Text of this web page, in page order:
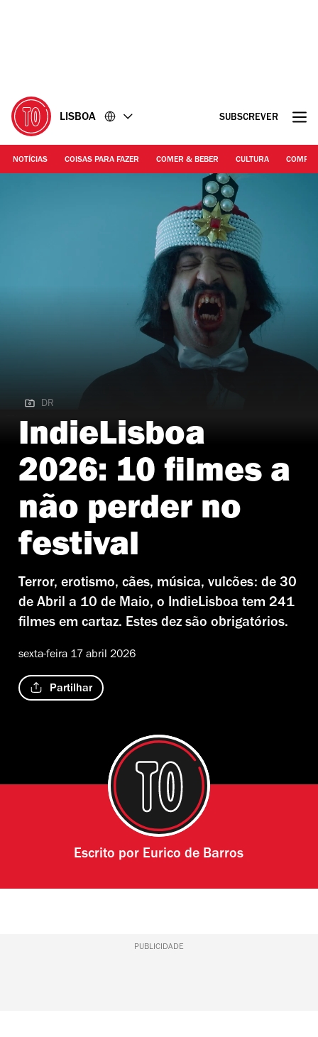
LISBOA SUBSCREVER
NOTÍCIAS COISAS PARA FAZER COMER & BEBER CULTURA
DR | Dracula
DR
IndieLisboa
2026: 10 filmes a
não perder no
festival
Terror, erotismo, cães, música, vulcões: de 30
de Abril a 10 de Maio, o IndieLisboa tem 241
filmes em cartaz. Estes dez são obrigatórios.
sexta-feira 17 abril 2026
Partilhar
Escrito por Eurico de Barros
PUBLICIDADE